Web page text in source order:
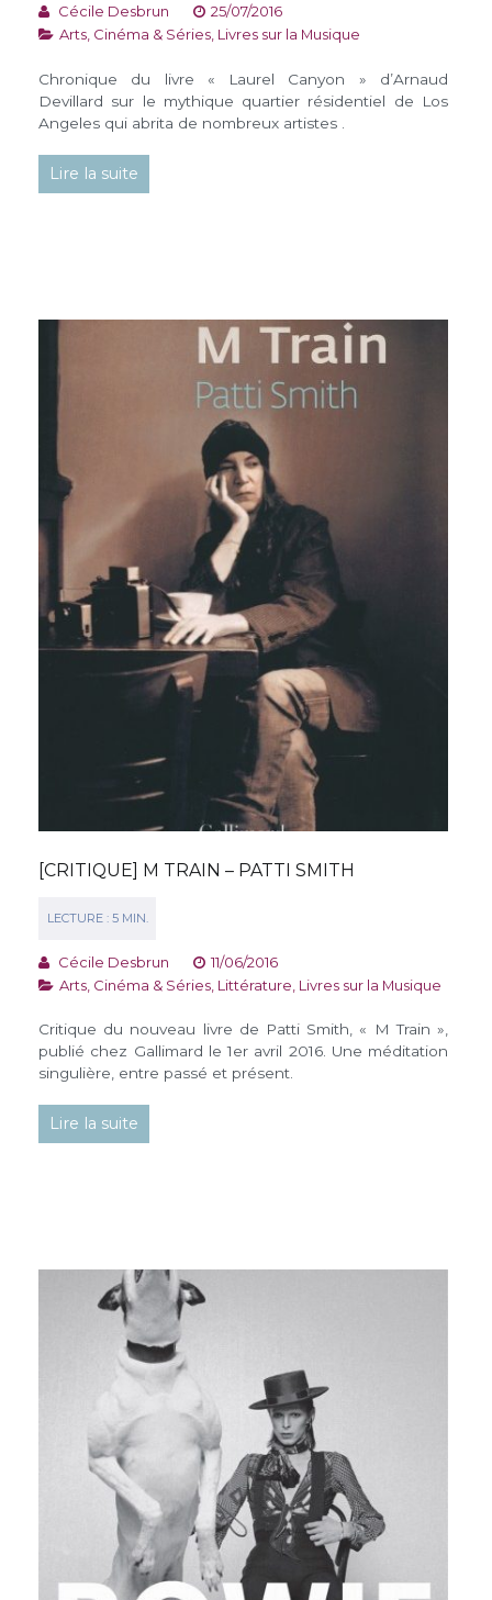
Cécile Desbrun
25/07/2016
Arts, Cinéma & Séries Livres sur la Musique
Chronique du livre « Laurel Canyon » d’Arnaud
Devillard sur le mythique quartier résidentiel de Los
Angeles qui abrita de nombreux artistes .
Lire la suite
[CRITIQUE] M TRAIN – PATTI SMITH
Cécile Desbrun
11/06/2016
Arts, Cinéma & Séries Littérature Livres sur la Musique
Critique du nouveau livre de Patti Smith, « M Train »,
publié chez Gallimard le 1er avril 2016. Une méditation
singulière, entre passé et présent.
Lire la suite